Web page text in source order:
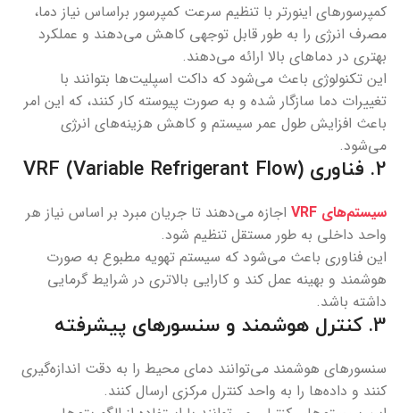
کمپرسورهای اینورتر با تنظیم سرعت کمپرسور براساس نیاز دما،
مصرف انرژی را به طور قابل توجهی کاهش می‌دهند و عملکرد
بهتری در دماهای بالا ارائه می‌دهند.
این تکنولوژی باعث می‌شود که داکت اسپلیت‌ها بتوانند با
تغییرات دما سازگار شده و به صورت پیوسته کار کنند، که این امر
باعث افزایش طول عمر سیستم و کاهش هزینه‌های انرژی
می‌شود.
2. فناوری VRF (Variable Refrigerant Flow)
سیستم‌های VRF
اجازه می‌دهند تا جریان مبرد بر اساس نیاز هر
واحد داخلی به طور مستقل تنظیم شود.
این فناوری باعث می‌شود که سیستم تهویه مطبوع به صورت
هوشمند و بهینه عمل کند و کارایی بالاتری در شرایط گرمایی
داشته باشد.
3. کنترل هوشمند و سنسورهای پیشرفته
سنسورهای هوشمند می‌توانند دمای محیط را به دقت اندازه‌گیری
کنند و داده‌ها را به واحد کنترل مرکزی ارسال کنند.